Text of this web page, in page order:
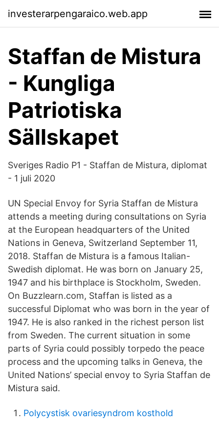
investerarpengaraico.web.app
Staffan de Mistura
- Kungliga
Patriotiska
Sällskapet
Sveriges Radio P1 - Staffan de Mistura, diplomat
- 1 juli 2020
UN Special Envoy for Syria Staffan de Mistura
attends a meeting during consultations on Syria
at the European headquarters of the United
Nations in Geneva, Switzerland September 11,
2018. Staffan de Mistura is a famous Italian-
Swedish diplomat. He was born on January 25,
1947 and his birthplace is Stockholm, Sweden.
On Buzzlearn.com, Staffan is listed as a
successful Diplomat who was born in the year of
1947. He is also ranked in the richest person list
from Sweden. The current situation in some
parts of Syria could possibly torpedo the peace
process and the upcoming talks in Geneva, the
United Nations’ special envoy to Syria Staffan de
Mistura said.
Polycystisk ovariesyndrom kosthold